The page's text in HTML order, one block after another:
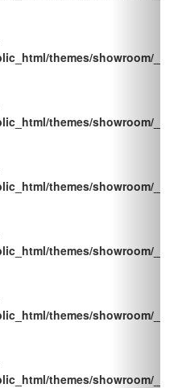
themes/showroom/
themes/showroom/
themes/showroom/
themes/showroom/
themes/showroom/
themes/showroom/